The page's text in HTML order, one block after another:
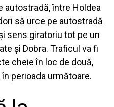
autostradă, între Holdea
să urce pe autostradă
sens giratoriu tot pe un
și Dobra. Traficul va fi
cheie în loc de două,
perioada următoare.